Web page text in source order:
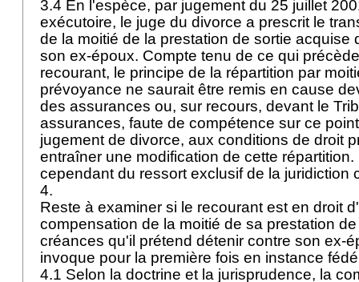
3.4 En l'espèce, par jugement du 25 juillet
exécutoire, le juge du divorce a prescrit le
de la moitié de la prestation de sortie acquise
son ex-époux. Compte tenu de ce qui
recourant, le principe de la répartition par
prévoyance ne saurait être remis en cause
des assurances ou, sur recours, devant le
assurances, faute de compétence sur ce
jugement de divorce, aux conditions de droit
entraîner une modification de cette
cependant du ressort exclusif de la juridiction
4.
Reste à examiner si le recourant est en droit
compensation de la moitié de sa prestation
créances qu'il prétend détenir contre son ex-
invoque pour la première fois en instance
4.1 Selon la doctrine et la jurisprudence, la